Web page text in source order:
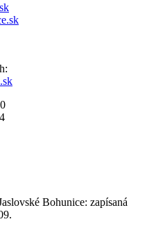
Bohunice: zapísaná